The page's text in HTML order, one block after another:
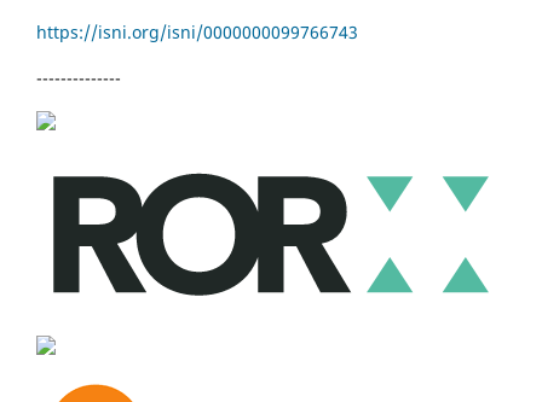
https://isni.org/isni/0000000099766743
--------------